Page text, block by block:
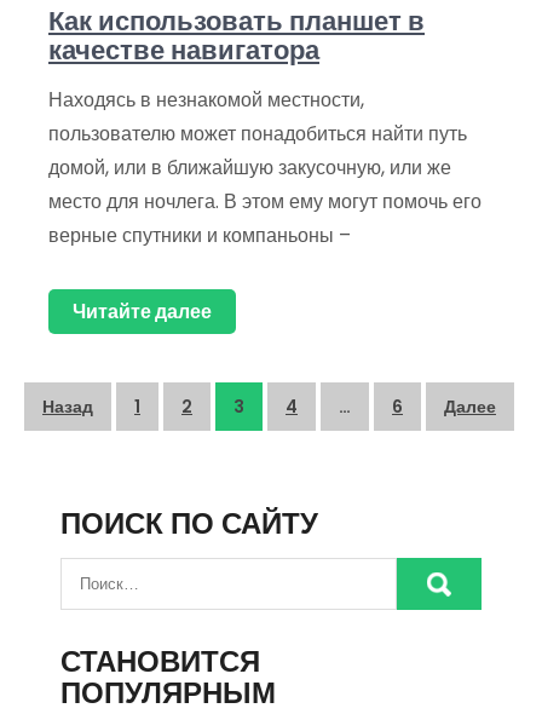
Как использовать планшет в
качестве навигатора
Находясь в незнакомой местности,
пользователю может понадобиться найти путь
домой, или в ближайшую закусочную, или же
место для ночлега. В этом ему могут помочь его
верные спутники и компаньоны –
Читайте далее
Пагинация
Назад 1 2 3 4 … 6 Далее
ПОИСК ПО САЙТУ
СТАНОВИТСЯ
ПОПУЛЯРНЫМ